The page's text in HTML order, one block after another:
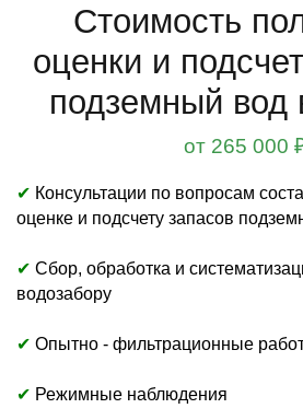
Стоимость
оценки и
подземный вод
от 265 000
✔ Консультации по вопросам
оценке и подсчету запасов
✔ Сбор, обработка и
водозабору
✔ Опытно - фильтрационные
✔ Режимные наблюдения